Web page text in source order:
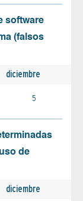
software
(falsos
diciembre
5
de
diciembre